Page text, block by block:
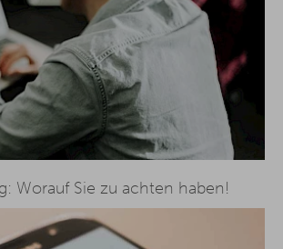
Worauf Sie zu achten haben!